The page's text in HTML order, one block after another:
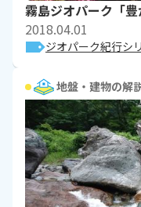
霧島ジオパーク「豊
2018.04.01
ジオパーク紀行シ
地盤・建物の解